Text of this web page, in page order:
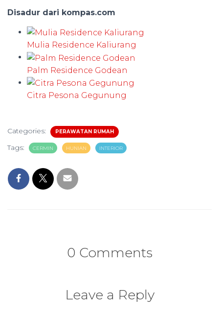
Disadur dari kompas.com
Mulia Residence Kaliurang
Palm Residence Godean
Citra Pesona Gegunung
Categories: PERAWATAN RUMAH
Tags: CERMIN HUNIAN INTERIOR
0 Comments
Leave a Reply